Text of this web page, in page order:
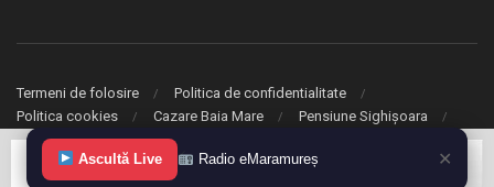
Termeni de folosire
Politica de confidentialitate
Politica cookies
Cazare Baia Mare Pensiune Sighișoara
© 2020 eMaramures. Toate drepturile rezervate.
Ascultă Live Radio eMaramureș ✕